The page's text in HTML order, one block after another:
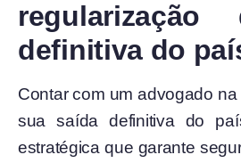
definitiva do
Contar com um advogado
sua saída definitiva do
estratégica que garante